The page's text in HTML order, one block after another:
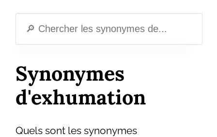
Synonymes
d'exhumation
Quels sont les synonymes